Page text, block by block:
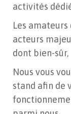
activités
Les
acteurs
dont bien-
Nous vous
stand afin de